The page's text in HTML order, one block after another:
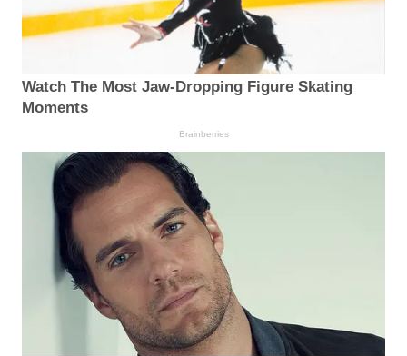
Watch The Most Jaw‑Dropping Figure Skating
Moments
Brainberries